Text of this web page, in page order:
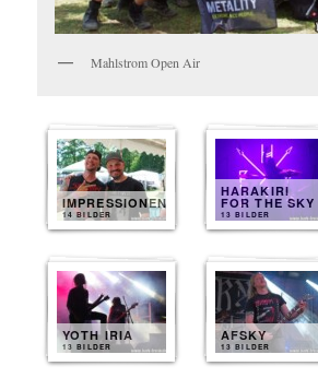
Mahlstrom Open Air
IMPRESSIONEN
14 BILDER
HARAKIRI
FOR THE SKY
13 BILDER
YOTH IRIA
13 BILDER
AFSKY
13 BILDER